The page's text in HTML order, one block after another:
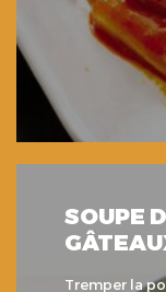
SOUPE
Tremper la